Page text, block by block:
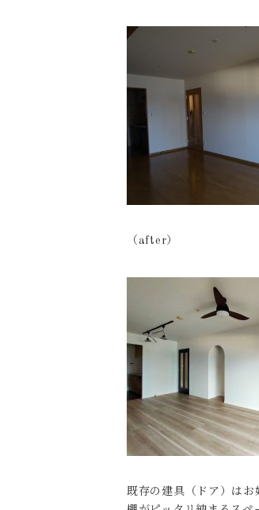
（after）
既存の建具（ドア）はお